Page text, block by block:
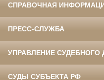
СПРАВОЧНАЯ
ПРЕСС-СЛУЖБА
УПРАВЛЕНИЕ СУДЕБНОГО
СУДЫ СУБЪЕКТА РФ